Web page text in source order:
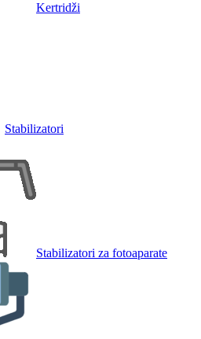
Kertridži
Stabilizatori
Stabilizatori za fotoaparate